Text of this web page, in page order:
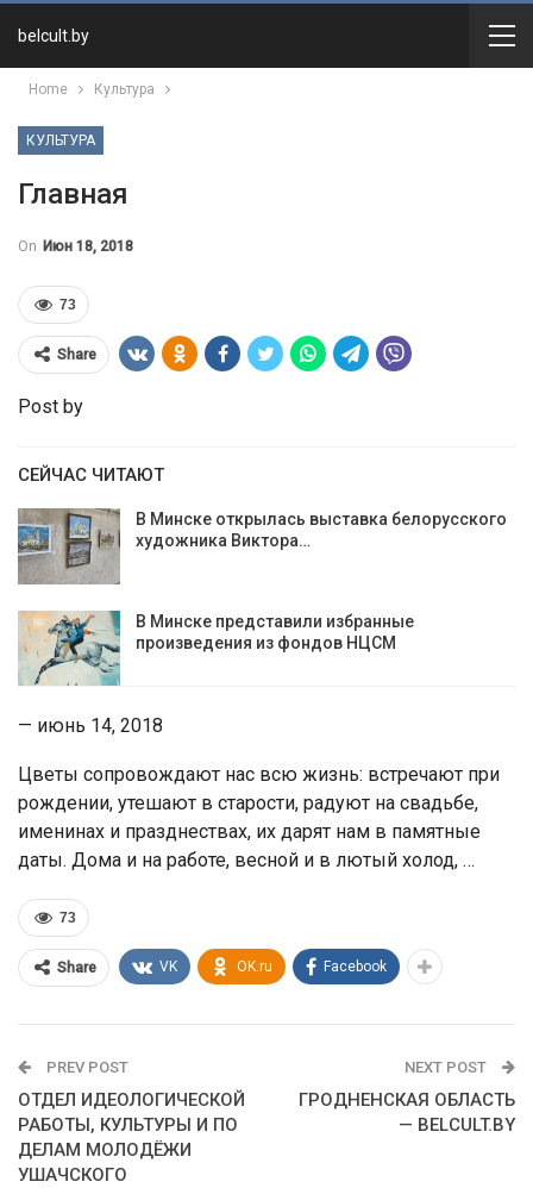
belcult.by
Home Культура
КУЛЬТУРА
Главная
On Июн 18, 2018
73
Share
Post by
СЕЙЧАС ЧИТАЮТ
В Минске открылась выставка белорусского
художника Виктора…
В Минске представили избранные
произведения из фондов НЦСМ
— июнь 14, 2018
Цветы сопровождают нас всю жизнь: встречают при
рождении, утешают в старости, радуют на свадьбе,
именинах и празднествах, их дарят нам в памятные
даты. Дома и на работе, весной и в лютый холод, …
73
Share VK OK.ru Facebook
PREV POST
ОТДЕЛ ИДЕОЛОГИЧЕСКОЙ
РАБОТЫ, КУЛЬТУРЫ И ПО
ДЕЛАМ МОЛОДЁЖИ
УШАЧСКОГО
NEXT POST
ГРОДНЕНСКАЯ ОБЛАСТЬ
— BELCULT.BY